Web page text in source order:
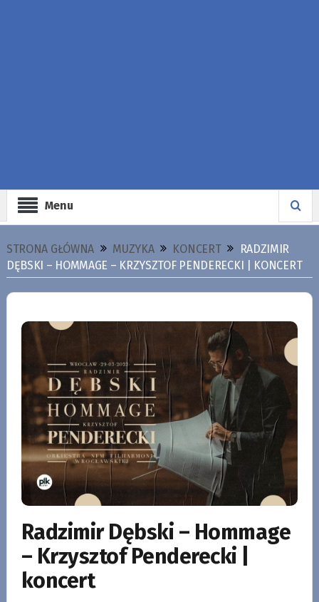
Menu
STRONA GŁÓWNA MUZYKA KONCERT
RADZIMIR
DĘBSKI – HOMMAGE – KRZYSZTOF PENDERECKI | KONCERT
Radzimir Dębski – Hommage
– Krzysztof Penderecki |
koncert